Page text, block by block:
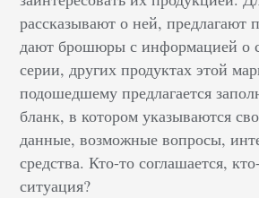
рассказывают о ней, предлагают
дают брошюры с информацией о
серии, других продуктах этой
подошедшему предлагается
бланк, в котором указываются
данные, возможные вопросы,
средства. Кто-то соглашается,
ситуация?